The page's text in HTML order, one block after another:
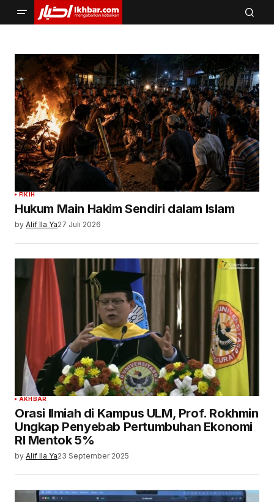
FIKIH
Hukum Main Hakim Sendiri dalam Islam
by Alif Ila Ya27 Juli 2026
AKHBAR
Orasi Ilmiah di Kampus ULM, Prof. Rokhmin
Ungkap Penyebab Pertumbuhan Ekonomi
RI Mentok 5%
by Alif Ila Ya23 September 2025